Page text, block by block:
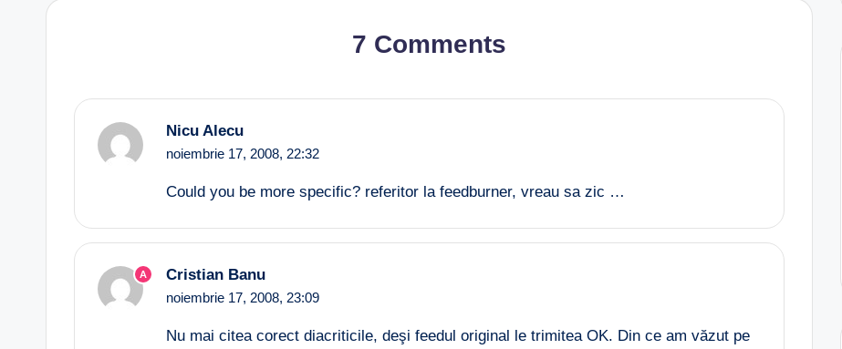
7 Comments
Nicu Alecu
noiembrie 17, 2008, 22:32
Could you be more specific? referitor la feedburner, vreau sa zic …
A Cristian Banu
noiembrie 17, 2008, 23:09
Nu mai citea corect diacriticile, deşi feedul original le trimitea OK. Din ce am văzut pe